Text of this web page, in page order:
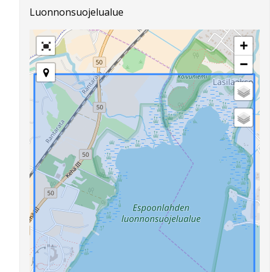
Luonnonsuojelualue
+
−